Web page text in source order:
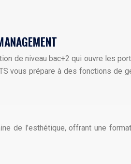
de niveau bac+2 qui ouvre les
vous prépare à des fonctions de
de l’esthétique, offrant une